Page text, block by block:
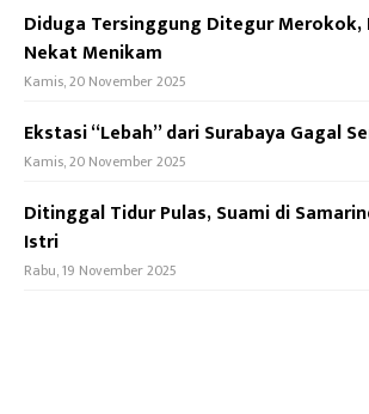
Diduga Tersinggung Ditegur Merokok,
Nekat Menikam
Kamis, 20 November 2025
Ekstasi “Lebah” dari Surabaya Gagal
Kamis, 20 November 2025
Ditinggal Tidur Pulas, Suami di
Istri
Rabu, 19 November 2025